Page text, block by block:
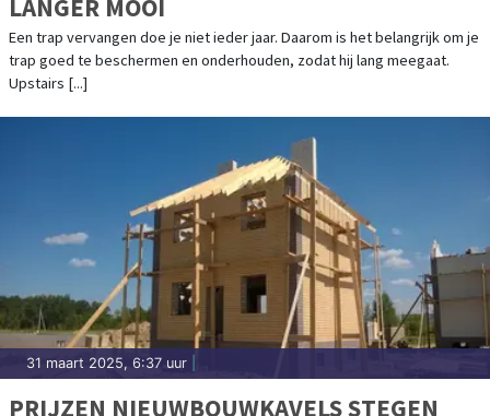
LANGER MOOI
Een trap vervangen doe je niet ieder jaar. Daarom is het belangrijk om je
trap goed te beschermen en onderhouden, zodat hij lang meegaat.
Upstairs [...]
31 maart 2025, 6:37 uur
PRIJZEN NIEUWBOUWKAVELS STEGEN